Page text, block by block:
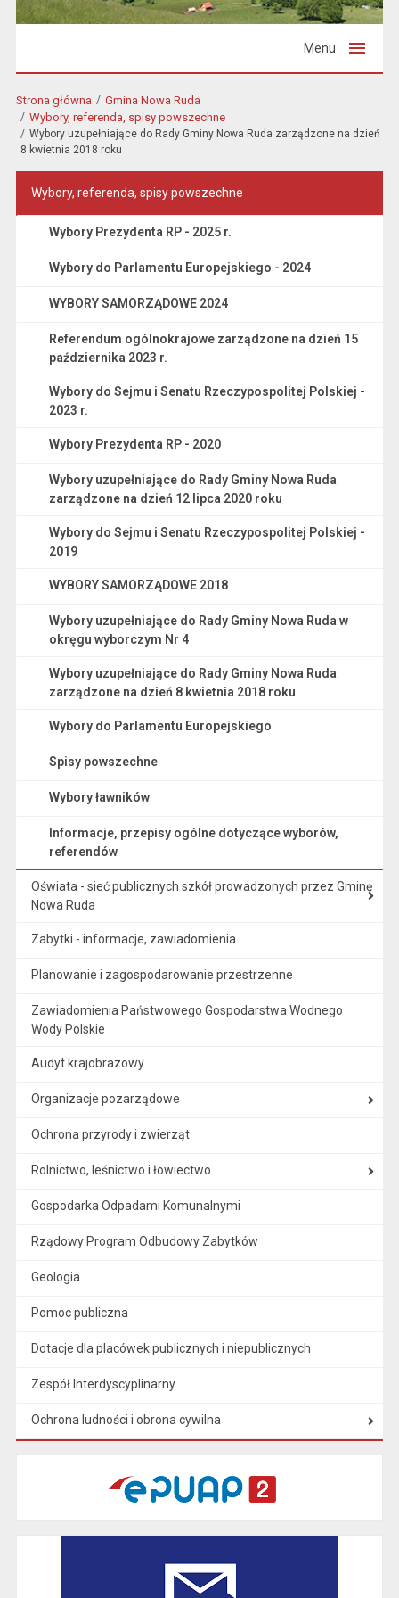
Menu
Strona główna
Gmina Nowa Ruda
Wybory, referenda, spisy powszechne
Wybory uzupełniające do Rady Gminy Nowa Ruda zarządzone na dzień
8 kwietnia 2018 roku
Wybory, referenda, spisy powszechne
Wybory Prezydenta RP - 2025 r.
Wybory do Parlamentu Europejskiego - 2024
WYBORY SAMORZĄDOWE 2024
Referendum ogólnokrajowe zarządzone na dzień 15
października 2023 r.
Wybory do Sejmu i Senatu Rzeczypospolitej Polskiej -
2023 r.
Wybory Prezydenta RP - 2020
Wybory uzupełniające do Rady Gminy Nowa Ruda
zarządzone na dzień 12 lipca 2020 roku
Wybory do Sejmu i Senatu Rzeczypospolitej Polskiej -
2019
WYBORY SAMORZĄDOWE 2018
Wybory uzupełniające do Rady Gminy Nowa Ruda w
okręgu wyborczym Nr 4
Wybory uzupełniające do Rady Gminy Nowa Ruda
zarządzone na dzień 8 kwietnia 2018 roku
Wybory do Parlamentu Europejskiego
Spisy powszechne
Wybory ławników
Informacje, przepisy ogólne dotyczące wyborów,
referendów
Oświata - sieć publicznych szkół prowadzonych przez Gminę
Nowa Ruda
Zabytki - informacje, zawiadomienia
Planowanie i zagospodarowanie przestrzenne
Zawiadomienia Państwowego Gospodarstwa Wodnego
Wody Polskie
Audyt krajobrazowy
Organizacje pozarządowe
Ochrona przyrody i zwierząt
Rolnictwo, leśnictwo i łowiectwo
Gospodarka Odpadami Komunalnymi
Rządowy Program Odbudowy Zabytków
Geologia
Pomoc publiczna
Dotacje dla placówek publicznych i niepublicznych
Zespół Interdyscyplinarny
Ochrona ludności i obrona cywilna